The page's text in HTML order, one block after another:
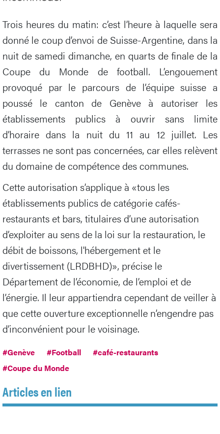
Trois heures du matin: c’est l’heure à laquelle sera
donné le coup d’envoi de Suisse-Argentine, dans la
nuit de samedi dimanche, en quarts de finale de la
Coupe du Monde de football. L’engouement
provoqué par le parcours de l’équipe suisse a
poussé le canton de Genève à autoriser les
établissements publics à ouvrir sans limite
d’horaire dans la nuit du 11 au 12 juillet. Les
terrasses ne sont pas concernées, car elles relèvent
du domaine de compétence des communes.
Cette autorisation s’applique à «tous les
établissements publics de catégorie cafés-
restaurants et bars, titulaires d’une autorisation
d’exploiter au sens de la loi sur la restauration, le
débit de boissons, l'hébergement et le
divertissement (LRDBHD)», précise le
Département de l’économie, de l’emploi et de
l’énergie. Il leur appartiendra cependant de veiller à
que cette ouverture exceptionnelle n’engendre pas
d’inconvénient pour le voisinage.
#Genève #Football
#café-restaurants
#Coupe du Monde
Articles en lien